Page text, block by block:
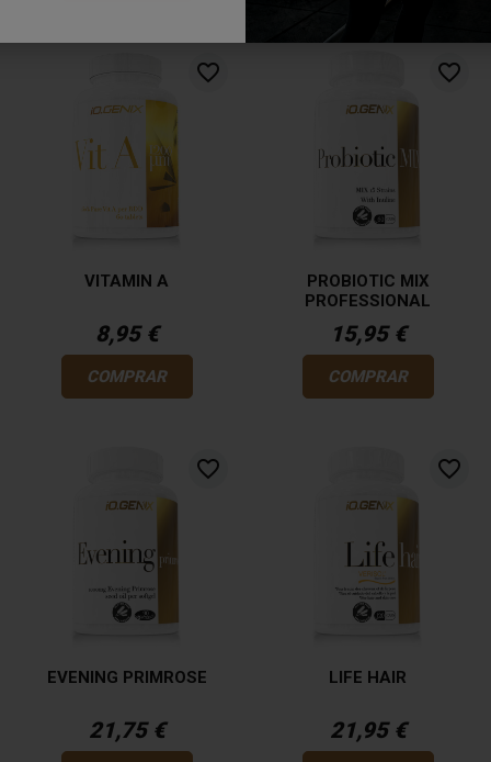
favorite_border
VITAMIN A
8,95 €
COMPRAR
favorite_border
PROBIOTIC MIX
PROFESSIONAL
15,95 €
COMPRAR
favorite_border
EVENING PRIMROSE
21,75 €
favorite_border
LIFE HAIR
21,95 €